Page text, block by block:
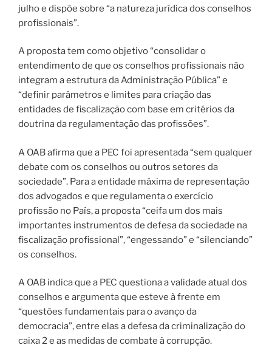
julho e dispõe sobre “a natureza jurídica dos conselhos
profissionais”.
A proposta tem como objetivo “consolidar o
entendimento de que os conselhos profissionais não
integram a estrutura da Administração Pública” e
“definir parâmetros e limites para criação das
entidades de fiscalização com base em critérios da
doutrina da regulamentação das profissões”.
A OAB afirma que a PEC foi apresentada “sem qualquer
debate com os conselhos ou outros setores da
sociedade”. Para a entidade máxima de representação
dos advogados e que regulamenta o exercício
profissão no País, a proposta “ceifa um dos mais
importantes instrumentos de defesa da sociedade na
fiscalização profissional”, “engessando” e “silenciando”
os conselhos.
A OAB indica que a PEC questiona a validade atual dos
conselhos e argumenta que esteve à frente em
“questões fundamentais para o avanço da
democracia”, entre elas a defesa da criminalização do
caixa 2 e as medidas de combate à corrupção.